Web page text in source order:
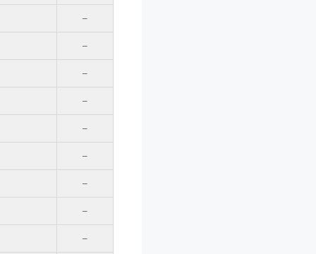
–
–
–
–
–
–
–
–
–